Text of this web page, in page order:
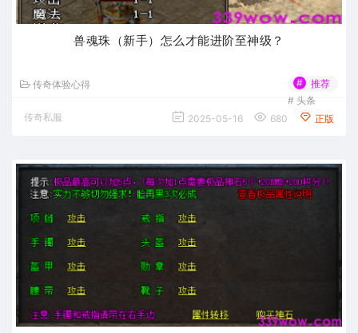
兽魂珠（新手）怎么才能进阶至神级？
传奇体验心得 #
推荐
# 头条
传奇私服
2025-05-16 680 正版